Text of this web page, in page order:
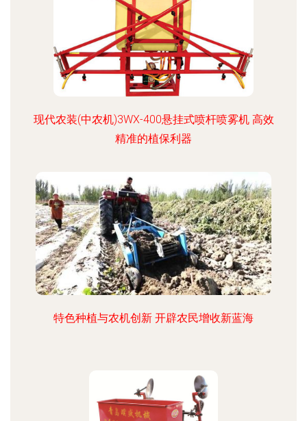
现代农装(中农机)3WX-400悬挂式喷杆喷雾机 高效
精准的植保利器
特色种植与农机创新 开辟农民增收新蓝海